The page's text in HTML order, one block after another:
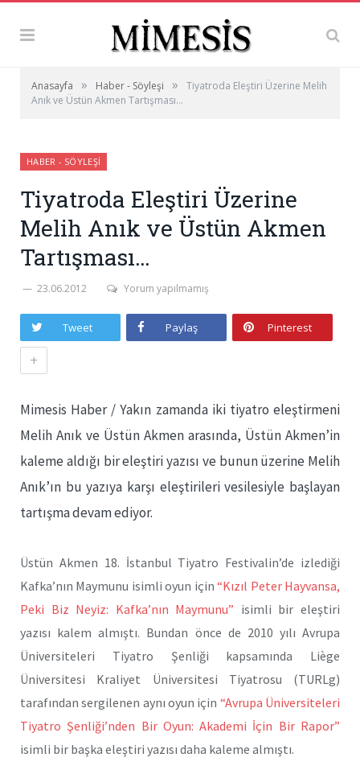
Anasayfa » Haber - Söyleşi »
Tiyatroda Eleştiri Üzerine Melih
Anık ve Üstün Akmen Tartışması…
HABER - SÖYLEŞI
Tiyatroda Eleştiri Üzerine
Melih Anık ve Üstün Akmen
Tartışması…
23.06.2012 Yorum yapılmamış
Tweet Paylaş Pinterest
+
Mimesis Haber / Yakın zamanda iki tiyatro eleştirmeni
Melih Anık ve Üstün Akmen arasında, Üstün Akmen’in
kaleme aldığı bir eleştiri yazısı ve bunun üzerine Melih
Anık’ın bu yazıya karşı eleştirileri vesilesiyle başlayan
tartışma devam ediyor.
Üstün Akmen 18. İstanbul Tiyatro Festivalin’de izlediği
Kafka’nın Maymunu isimli oyun için“Kızıl Peter Hayvansa,
Peki Biz Neyiz: Kafka’nın Maymunu” isimli bir eleştiri
yazısı kalem almıştı. Bundan önce de 2010 yılı Avrupa
Üniversiteleri Tiyatro Şenliği kapsamında Liège
Üniversitesi Kraliyet Üniversitesi Tiyatrosu (TURLg)
tarafından sergilenen aynı oyun için “Avrupa Üniversiteleri
Tiyatro Şenliği’nden Bir Oyun: Akademi İçin Bir Rapor”
isimli bir başka eleştiri yazısı daha kaleme almıştı.